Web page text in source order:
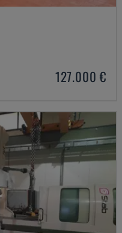
127.000 €